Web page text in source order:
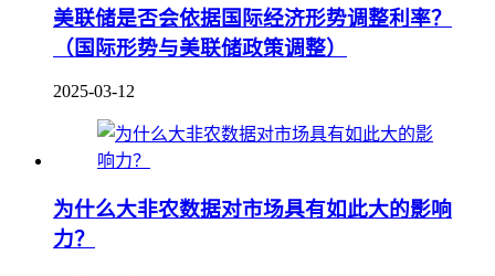
美联储是否会依据国际经济形势调整利率？
（国际形势与美联储政策调整）
2025-03-12
为什么大非农数据对市场具有如此大的影响
力？